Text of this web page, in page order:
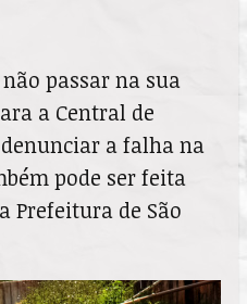
passar na sua
a Central de
a falha na
pode ser feita
Prefeitura de São